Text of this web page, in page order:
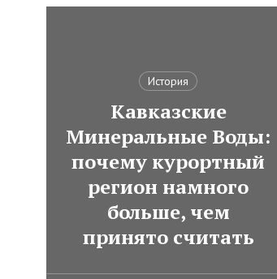
История
Кавказские
Минеральные Воды:
почему курортный
регион намного
больше, чем
принято считать